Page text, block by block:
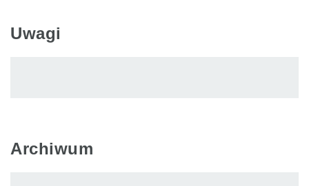
Uwagi
Archiwum